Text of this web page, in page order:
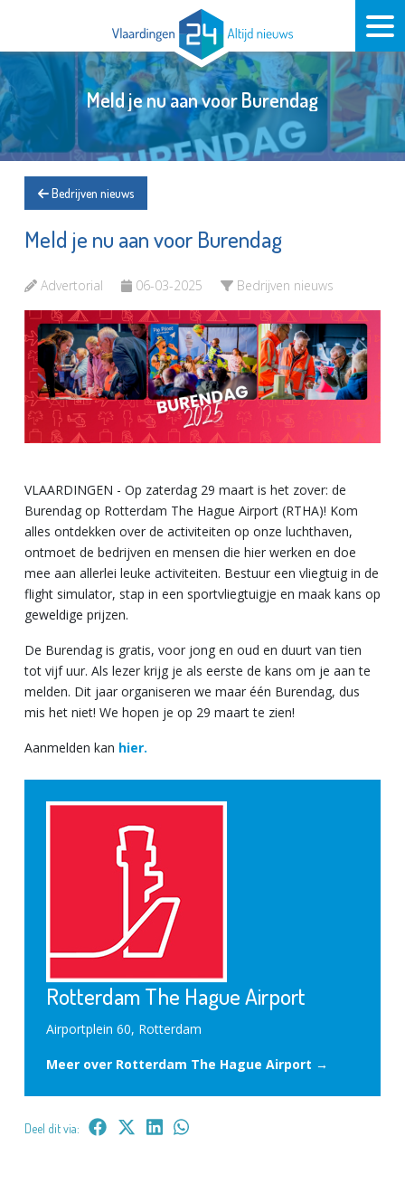
Meld je nu aan voor Burendag
Bedrijven nieuws
Meld je nu aan voor Burendag
Advertorial 06-03-2025 Bedrijven nieuws
VLAARDINGEN - Op zaterdag 29 maart is het zover: de
Burendag op Rotterdam The Hague Airport (RTHA)! Kom
alles ontdekken over de activiteiten op onze luchthaven,
ontmoet de bedrijven en mensen die hier werken en doe
mee aan allerlei leuke activiteiten. Bestuur een vliegtuig in de
flight simulator, stap in een sportvliegtuigje en maak kans op
geweldige prijzen.
De Burendag is gratis, voor jong en oud en duurt van tien
tot vijf uur. Als lezer krijg je als eerste de kans om je aan te
melden. Dit jaar organiseren we maar één Burendag, dus
mis het niet! We hopen je op 29 maart te zien!
Aanmelden kan hier.
Rotterdam The Hague Airport
Airportplein 60, Rotterdam
Meer over Rotterdam The Hague Airport →
Deel dit via: